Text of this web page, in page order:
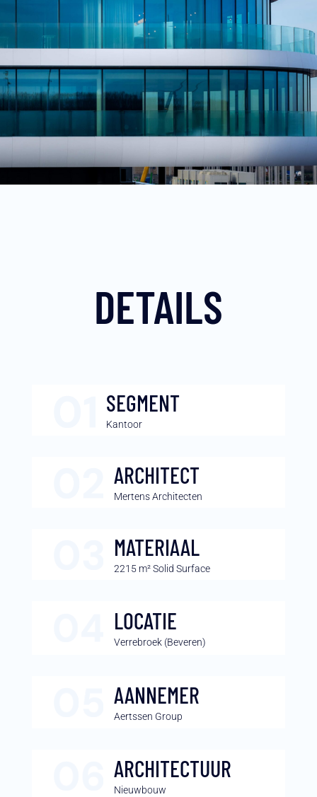
DETAILS
SEGMENT
Kantoor
ARCHITECT
Mertens Architecten
MATERIAAL
2215 m² Solid Surface
LOCATIE
Verrebroek (Beveren)
AANNEMER
Aertssen Group
ARCHITECTUUR
Nieuwbouw